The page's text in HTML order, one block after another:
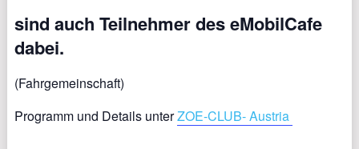
sind auch Teilnehmer des eMobilCafe
dabei.
(Fahrgemeinschaft)
Programm und Details unterZOE-CLUB- Austria